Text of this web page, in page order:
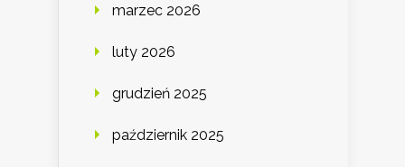
marzec 2026
luty 2026
grudzień 2025
październik 2025